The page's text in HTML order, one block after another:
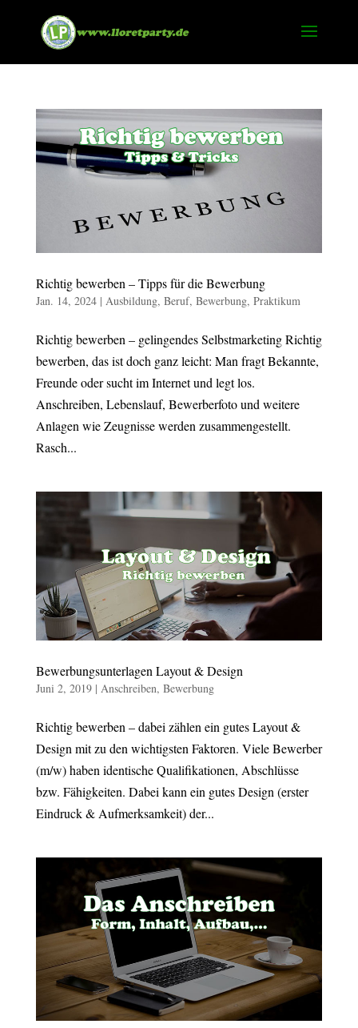
Richtig bewerben – Tipps für die Bewerbung
Jan. 14, 2024| Ausbildung, Beruf, Bewerbung, Praktikum
Richtig bewerben – gelingendes Selbstmarketing Richtig
bewerben, das ist doch ganz leicht: Man fragt Bekannte,
Freunde oder sucht im Internet und legt los.
Anschreiben, Lebenslauf, Bewerberfoto und weitere
Anlagen wie Zeugnisse werden zusammengestellt.
Rasch...
Bewerbungsunterlagen Layout & Design
Juni 2, 2019| Anschreiben, Bewerbung
Richtig bewerben – dabei zählen ein gutes Layout &
Design mit zu den wichtigsten Faktoren. Viele Bewerber
(m/w) haben identische Qualifikationen, Abschlüsse
bzw. Fähigkeiten. Dabei kann ein gutes Design (erster
Eindruck & Aufmerksamkeit) der...